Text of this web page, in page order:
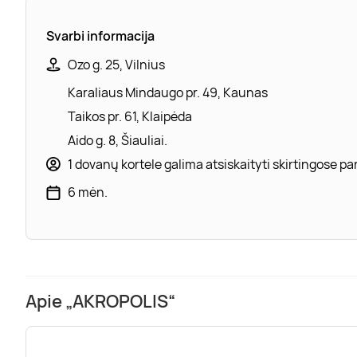
Svarbi informacija
Ozo g. 25, Vilnius
Karaliaus Mindaugo pr. 49, Kaunas
Taikos pr. 61, Klaipėda
Aido g. 8, Šiauliai.
1 dovanų kortele galima atsiskaityti skirtingose
6 mėn.
Apie „AKROPOLIS“